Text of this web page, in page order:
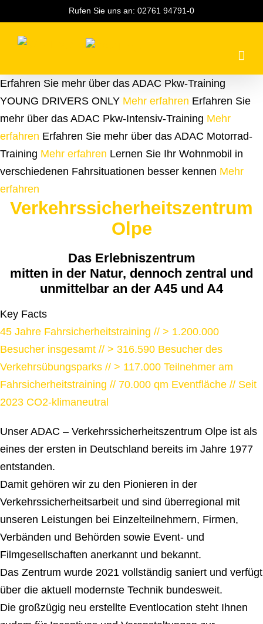
Inhalt
springen
Rufen Sie uns an: 02761 94791-0
Erfahren Sie mehr über das ADAC Pkw-Training
YOUNG DRIVERS ONLY Mehr erfahren Erfahren Sie
mehr über das ADAC Pkw-Intensiv-Training Mehr
erfahren Erfahren Sie mehr über das ADAC Motorrad-
Training Mehr erfahren Lernen Sie Ihr Wohnmobil in
verschiedenen Fahrsituationen besser kennen Mehr
erfahren
Verkehrssicherheitszentrum
Olpe
Das Erlebniszentrum
mitten in der Natur, dennoch zentral und
unmittelbar an der A45 und A4
Key Facts
45 Jahre Fahrsicherheitstraining // > 1.200.000
Besucher insgesamt // > 316.590 Besucher des
Verkehrsübungsparks // > 117.000 Teilnehmer am
Fahrsicherheitstraining // 70.000 qm Eventfläche // Seit
2023 CO2-klimaneutral
Unser ADAC – Verkehrssicherheitszentrum Olpe ist als
eines der ersten in Deutschland bereits im Jahre 1977
entstanden.
Damit gehören wir zu den Pionieren in der
Verkehrssicherheitsarbeit und sind überregional mit
unseren Leistungen bei Einzelteilnehmern, Firmen,
Verbänden und Behörden sowie Event- und
Filmgesellschaften anerkannt und bekannt.
Das Zentrum wurde 2021 vollständig saniert und verfügt
über die aktuell modernste Technik bundesweit.
Die großzügig neu erstellte Eventlocation steht Ihnen